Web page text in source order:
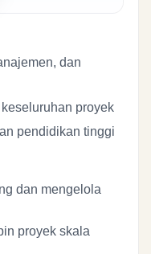
dan
proyek
pendidikan tinggi
dan mengelola
proyek skala